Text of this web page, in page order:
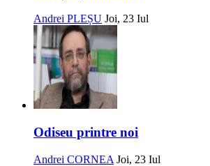
Andrei PLEȘU Joi, 23 Iul
Odiseu printre noi
Andrei CORNEA Joi, 23 Iul